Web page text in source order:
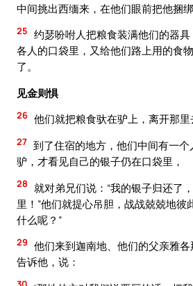
中间挑出西缅来，在他们眼前把他捆绑
25 约瑟吩咐人把粮食装满他们的器
各人的口袋里，又给他们路上用的食
了。
见金则惧
26 他们就把粮食驮在驴上，离开那里
27 到了住宿的地方，他们中间有一
驴，才看见自己的银子仍在口袋里，
28 就对弟兄们说：“我的银子归还了
里！”他们就提心吊胆，战战兢兢地彼
什么呢？”
29 他们来到迦南地、他们的父亲雅
告诉他，说：